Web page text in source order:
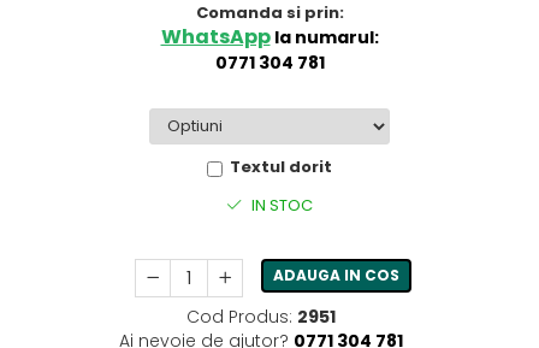
Comanda si prin:
WhatsApp la numarul:
0771 304 781
Textul dorit
IN STOC
ADAUGA IN COS
Cod Produs: 2951
Ai nevoie de ajutor? 0771 304 781